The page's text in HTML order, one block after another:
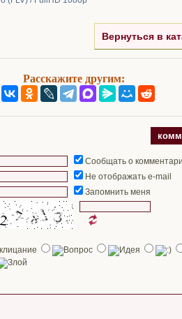
Вернуться в
Расскажите другим:
Сообщать о
Не отображать e-mail
Запомнить меня